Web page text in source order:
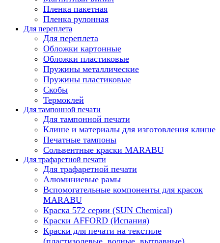
Пленка пакетная
Пленка рулонная
Для переплета
Для переплета
Обложки картонные
Обложки пластиковые
Пружины металлические
Пружины пластиковые
Скобы
Термоклей
Для тампонной печати
Для тампонной печати
Клише и материалы для изготовления клише
Печатные тампоны
Сольвентные краски MARABU
Для трафаретной печати
Для трафаретной печати
Алюминиевые рамы
Вспомогательные компоненты для красок
MARABU
Краска 572 серии (SUN Chemical)
Краски AFFORD (Испания)
Краски для печати на текстиле
(пластизолевые, водные, вытравные)